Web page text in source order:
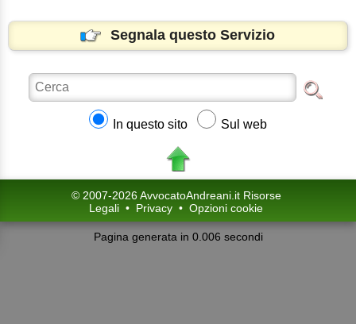
Segnala questo Servizio
In questo sito Sul web
© 2007-2026 AvvocatoAndreani.it Risorse
Legali • Privacy • Opzioni cookie
Pagina generata in 0.006 secondi